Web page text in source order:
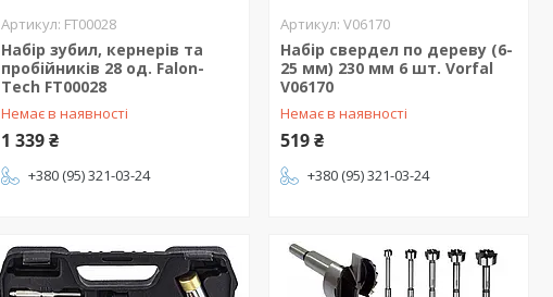
FT00028
Набір зубил, кернерів та
пробійників 28 од. Falon-
Tech FT00028
Немає в наявності
1 339 ₴
+380 (95) 321-03-24
V06170
Набір свердел по дереву (6-
25 мм) 230 мм 6 шт. Vorfal
V06170
Немає в наявності
519 ₴
+380 (95) 321-03-24